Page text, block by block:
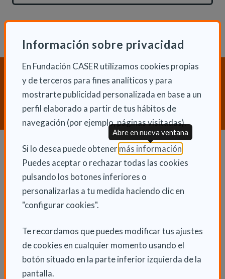
Información sobre privacidad
En Fundación CASER utilizamos cookies propias
y de terceros para fines analíticos y para
mostrarte publicidad personalizada en base a un
perfil elaborado a partir de tus hábitos de
navegación (por ejemplo, páginas visitadas).
Si lo desea puede obtener más información(Abre en
Puedes aceptar o rechazar todas las cookies
pulsando los botones inferiores o
personalizarlas a tu medida haciendo clic en
"configurar cookies".
Te recordamos que puedes modificar tus ajustes
de cookies en cualquier momento usando el
botón situado en la parte inferior izquierda de la
pantalla.
Abre en nueva ventana
¿Necesitas orientación sobre
Dependencia y Discapacidad?
CONTACTA CON NOSOTROS
Dependencia y autonomía
La dependencia
La Ley de dependencia
Servicios
Ayudas económicas